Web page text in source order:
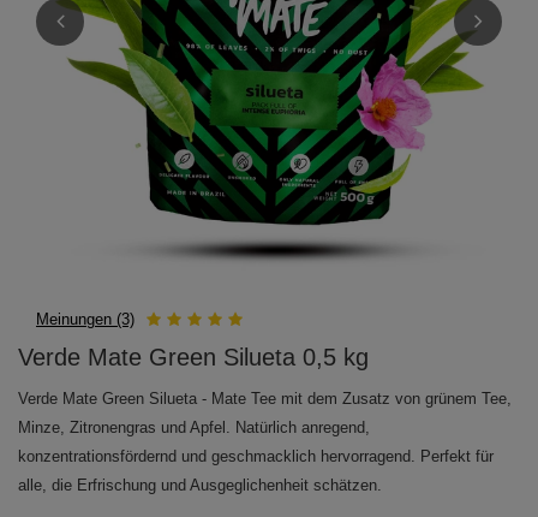
Meinungen (3)
Verde Mate Green Silueta 0,5 kg
Verde Mate Green Silueta - Mate Tee mit dem Zusatz von grünem Tee,
Minze, Zitronengras und Apfel. Natürlich anregend,
konzentrationsfördernd und geschmacklich hervorragend. Perfekt für
alle, die Erfrischung und Ausgeglichenheit schätzen.